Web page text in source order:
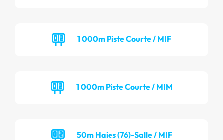
1 000m Piste Courte / MIF
1 000m Piste Courte / MIM
50m Haies (76)-Salle / MIF